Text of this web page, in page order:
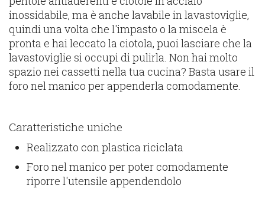
inossidabile, ma è anche lavabile in lavastoviglie,
quindi una volta che l'impasto o la miscela è
pronta e hai leccato la ciotola, puoi lasciare che la
lavastoviglie si occupi di pulirla. Non hai molto
spazio nei cassetti nella tua cucina? Basta usare il
foro nel manico per appenderla comodamente.
Caratteristiche uniche
Realizzato con plastica riciclata
Foro nel manico per poter comodamente
riporre l'utensile appendendolo